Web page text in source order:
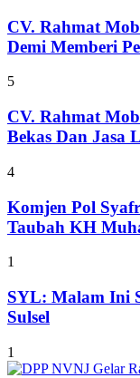
CV. Rahmat
Demi Memberi
5
CV. Rahmat
Bekas Dan Jasa
4
Komjen Pol
Taubah KH
1
SYL: Malam Ini
Sulsel
1